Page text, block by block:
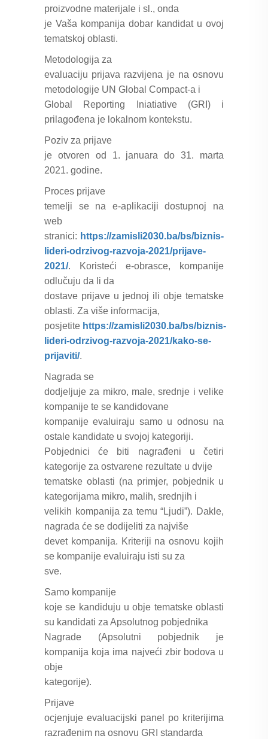
proizvodne materijale i sl., onda
je Vaša kompanija dobar kandidat u ovoj
tematskoj oblasti.
Metodologija za
evaluaciju prijava razvijena je na osnovu
metodologije UN Global Compact-a i
Global Reporting Iniatiative (GRI) i
prilagođena je lokalnom kontekstu.
Poziv za prijave
je otvoren od 1. januara do 31. marta
2021. godine.
Proces prijave
temelji se na e-aplikaciji dostupnoj na
web
stranici: https://zamisli2030.ba/bs/biznis-
lideri-odrzivog-razvoja-2021/prijave-
2021/. Koristeći e-obrasce, kompanije
odlučuju da li da
dostave prijave u jednoj ili obje tematske
oblasti. Za više informacija,
posjetite https://zamisli2030.ba/bs/biznis-
lideri-odrzivog-razvoja-2021/kako-se-
prijaviti/.
Nagrada se
dodjeljuje za mikro, male, srednje i velike
kompanije te se kandidovane
kompanije evaluiraju samo u odnosu na
ostale kandidate u svojoj kategoriji.
Pobjednici će biti nagrađeni u četiri
kategorije za ostvarene rezultate u dvije
tematske oblasti (na primjer, pobjednik u
kategorijama mikro, malih, srednjih i
velikih kompanija za temu “Ljudi”). Dakle,
nagrada će se dodijeliti za najviše
devet kompanija. Kriteriji na osnovu kojih
se kompanije evaluiraju isti su za
sve.
Samo kompanije
koje se kandiduju u obje tematske oblasti
su kandidati za Apsolutnog pobjednika
Nagrade (Apsolutni pobjednik je
kompanija koja ima najveći zbir bodova u
obje
kategorije).
Prijave
ocjenjuje evaluacijski panel po kriterijima
razrađenim na osnovu GRI standarda